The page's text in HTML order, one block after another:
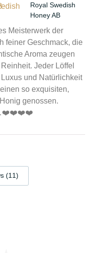
Royal Swedish
Honey AB
Meisterwerk der
feiner Geschmack, die
Aroma zeugen
Jeder Löffel
und Natürlichkeit
so exquisiten,
genossen.
(11)